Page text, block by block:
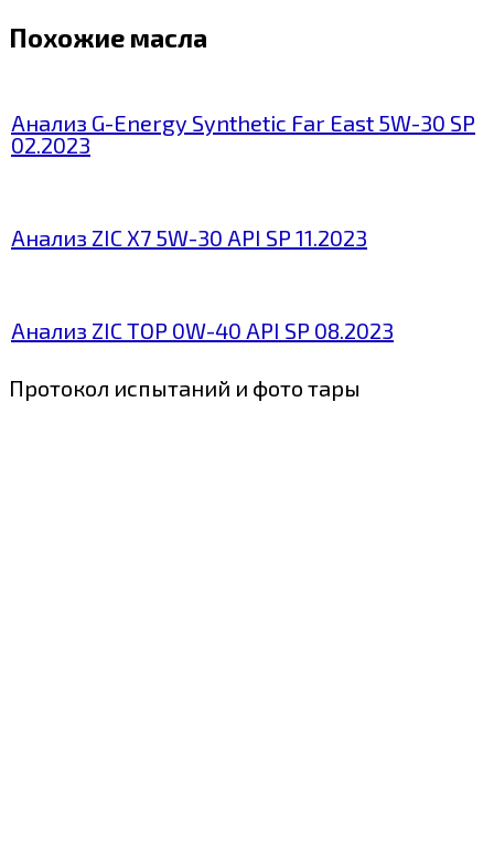
Похожие масла
Анализ G-Energy Synthetic Far East 5W-30 SP
02.2023
Анализ ZIC X7 5W-30 API SP 11.2023
Анализ ZIC TOP 0W-40 API SP 08.2023
Протокол испытаний и фото тары